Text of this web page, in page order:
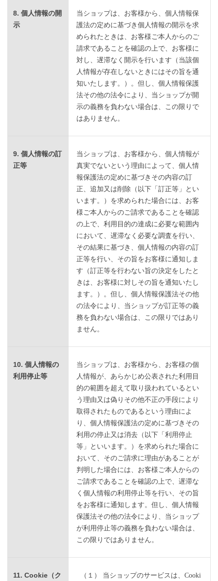
8. 個人情報の開
示
当ショップは、お客様から、個人情報保
護法の定めに基づき個人情報の開示を求
められたときは、お客様ご本人からのご
請求であることを確認の上で、お客様に
対し、遅滞なく開示を行います（当該個
人情報が存在しないときにはその旨を通
知いたします。）。但し、個人情報保護
法その他の法令により、当ショップが開
示の義務を負わない場合は、この限りで
はありません。
9. 個人情報の訂
正等
当ショップは、お客様から、個人情報が
真実でないという理由によって、個人情
報保護法の定めに基づきその内容の訂
正、追加又は削除（以下「訂正等」とい
います。）を求められた場合には、お客
様ご本人からのご請求であることを確認
の上で、利用目的の達成に必要な範囲内
において、遅滞なく必要な調査を行い、
その結果に基づき、個人情報の内容の訂
正等を行い、その旨をお客様に通知しま
す（訂正等を行わない旨の決定をしたと
きは、お客様に対しその旨を通知いたし
ます。）。但し、個人情報保護法その他
の法令により、当ショップが訂正等の義
務を負わない場合は、この限りではあり
ません。
10. 個人情報の
利用停止等
当ショップは、お客様から、お客様の個
人情報が、あらかじめ公表された利用目
的の範囲を超えて取り扱われているとい
う理由又は偽りその他不正の手段により
取得されたものであるという理由によ
り、個人情報保護法の定めに基づきその
利用の停止又は消去（以下「利用停止
等」といいます。）を求められた場合に
おいて、そのご請求に理由があることが
判明した場合には、お客様ご本人からの
ご請求であることを確認の上で、遅滞な
く個人情報の利用停止等を行い、その旨
をお客様に通知します。但し、個人情報
保護法その他の法令により、当ショップ
が利用停止等の義務を負わない場合は、
この限りではありません。
11. Cookie（ク
（１） 当ショップのサービスは、Cooki